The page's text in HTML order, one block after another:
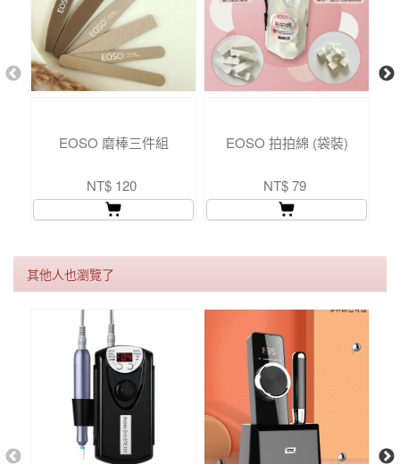
EOSO 磨棒三件組
NT$ 120
EOSO 拍拍綿 (袋裝)
NT$ 79
其他人也瀏覽了